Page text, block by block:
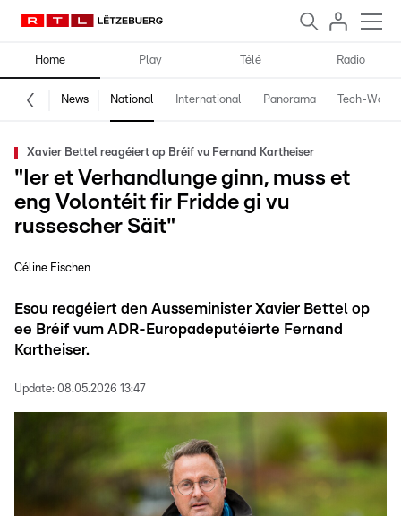
Home Play Télé Radio
News National International Panorama Tech-World
Xavier Bettel reagéiert op Bréif vu Fernand Kartheiser
"Ier et Verhandlunge ginn, muss et
eng Volontéit fir Fridde gi vu
russescher Säit"
Céline Eischen
Esou reagéiert den Ausseminister Xavier Bettel op
ee Bréif vum ADR-Europadeputéierte Fernand
Kartheiser.
Update: 08.05.2026 13:47